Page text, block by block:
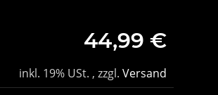
44,99 €
inkl. 19% USt. , zzgl. Versand